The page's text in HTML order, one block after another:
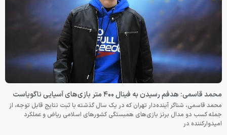
محمد قاسمی: هدفم رسیدن به فینال ۴۰۰ متر بازی‌های آسیایی ناگویاست
محمد قاسمی، شناگر آینده‌دار تهران که در یک سال گذشته با ثبت نتایج قابل توجه، از
جمله کسب دو مدال برنز بازی‌های همبستگی کشورهای اسلامی ریاض و عملکرد
امیدوارکننده در